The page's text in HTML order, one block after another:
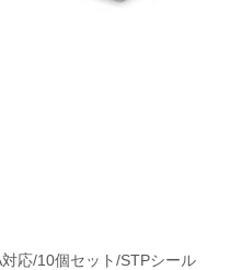
応/10個セット/STPシール